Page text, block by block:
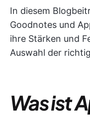
In diesem
Goodnotes und
ihre Stärken und
Auswahl der
Was ist